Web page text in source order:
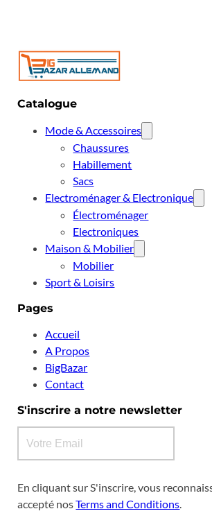
Catalogue
Mode & Accessoires
Chaussures
Habillement
Sacs
Electroménager & Electronique
Électroménager
Electroniques
Maison & Mobilier
Mobilier
Sport & Loisirs
Pages
Accueil
A Propos
BigBazar
Contact
S'inscrire a notre newsletter
En cliquant sur S'inscrire, vous
accepté nosTerms and Conditions.